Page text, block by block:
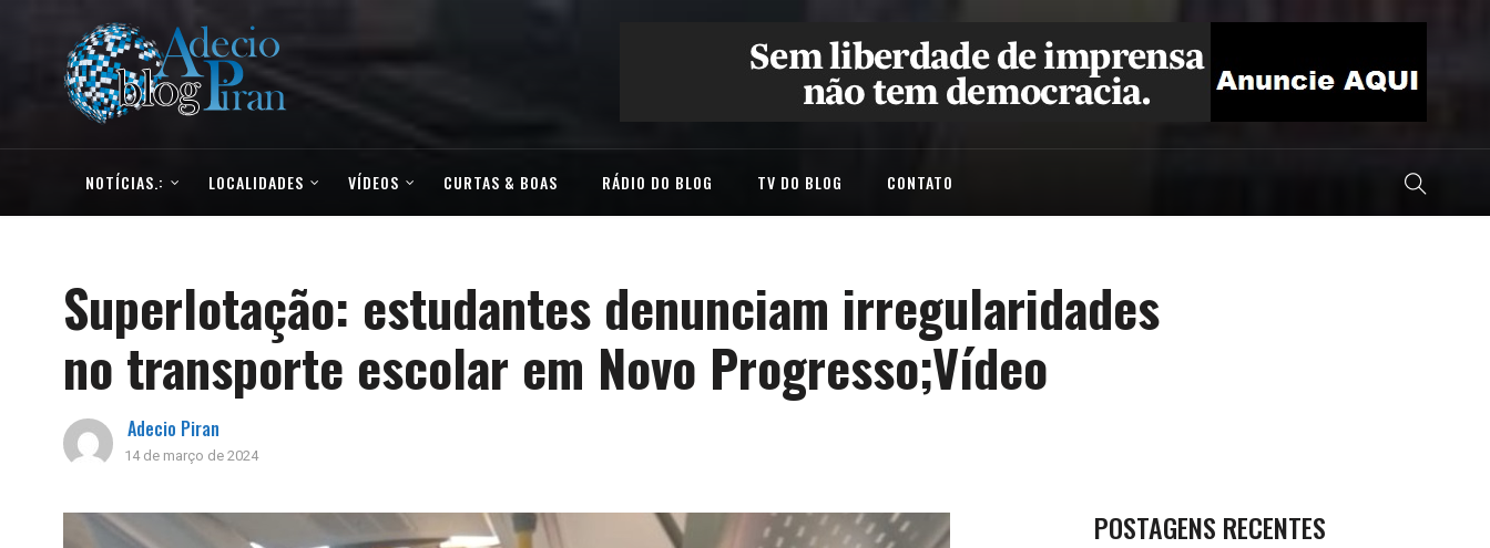
NOTÍCIAS.: LOCALIDADES VÍDEOS CURTAS & BOAS RÁDIO DO BLOG TV DO BLOG CONTATO
Superlotação: estudantes denunciam irregularidades
no transporte escolar em Novo Progresso;Vídeo
Adecio Piran
14 de março de 2024
POSTAGENS RECENTES